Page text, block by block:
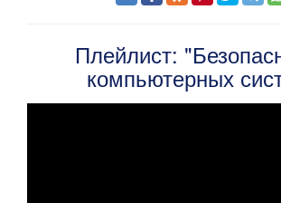
Плейлист:
компьютерных